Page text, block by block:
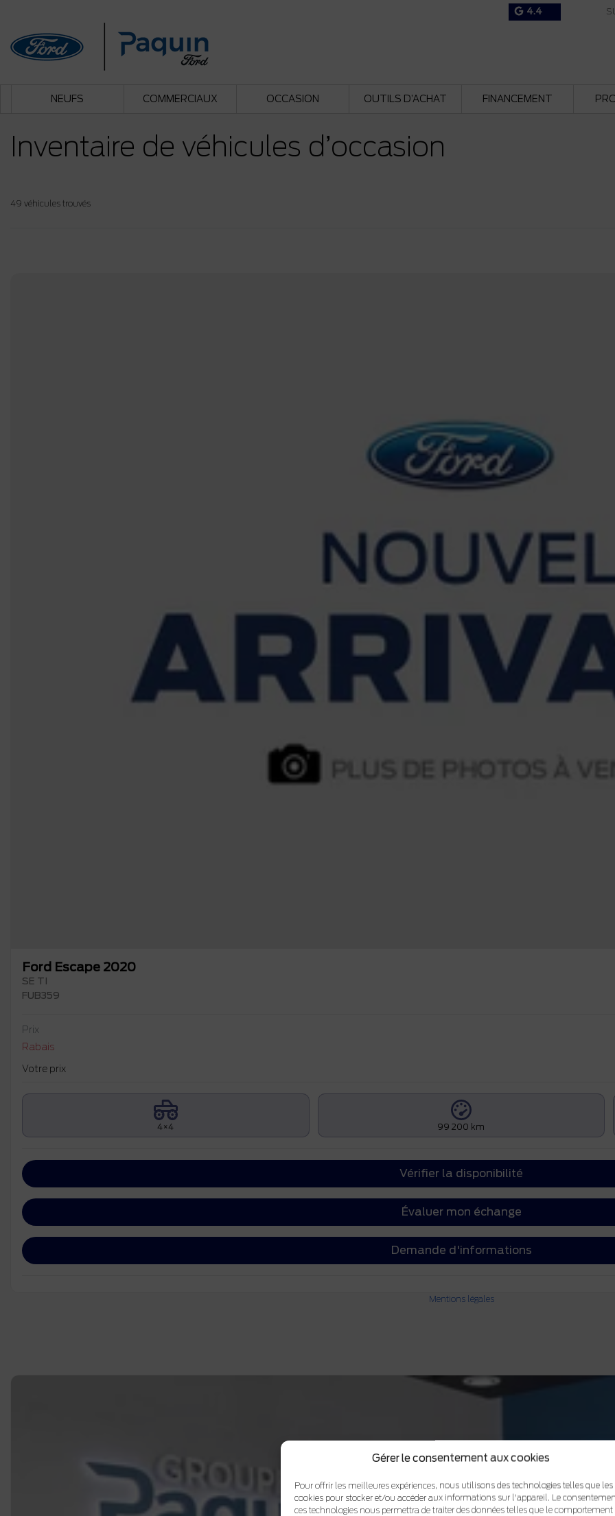
Gérer le consentement aux cookies
Pour offrir les meilleures expériences, nous utilisons des technologies telles que les
cookies pour stocker et/ou accéder aux informations sur l'appareil. Le
ces technologies nous permettra de traiter des données telles que le comportement
4.4
NEUFS COMMERCIAUX OCCASION OUTILS D’ACHAT FINANCEMENT
Inventaire de véhicules d’occasion
49 véhicules trouvés
Ford Escape 2020
SE TI
FUB359
Prix
Rabais
Votre prix
4×4 99 200 km
Vérifier la disponibilité
Évaluer mon échange
Demande d'informations
Mentions légales